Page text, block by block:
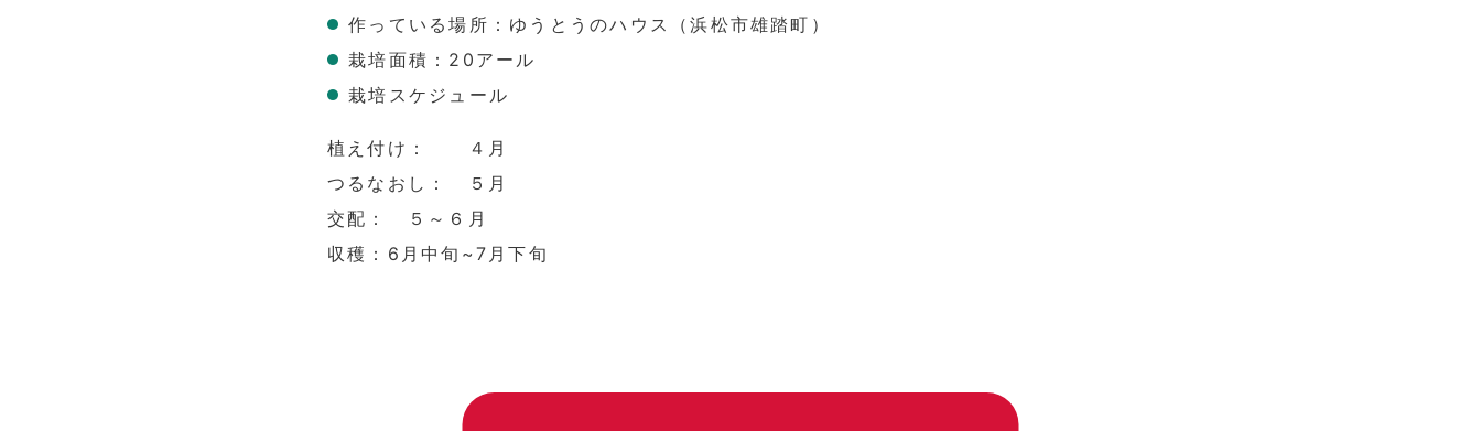
作っている場所：ゆうとうのハウス（浜松市雄踏町）
栽培面積：20アール
栽培スケジュール
植え付け： ４月
つるなおし： ５月
交配： ５～６月
収穫：6月中旬~7月下旬